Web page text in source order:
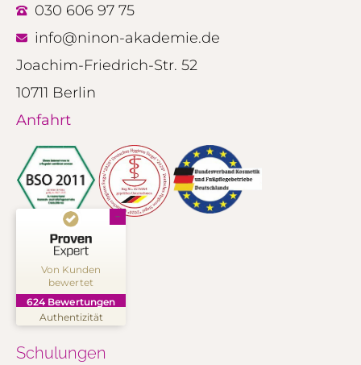
030 606 97 75
info@ninon-akademie.de
Joachim-Friedrich-Str. 52
10711 Berlin
Anfahrt
Von Kunden
bewertet
624 Bewertungen
Authentizität
Kundenbewertungen und Erfahrungen zu
NINON Kosmetik Akademie
SEHR GUT
Schulungen